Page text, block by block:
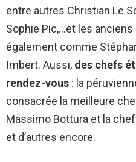
entre autres Christian Le
Sophie Pic,…et les anciens
également comme
Imbert. Aussi, des chefs
rendez-vous : la
consacrée la meilleure
Massimo Bottura et la
et d’autres encore.